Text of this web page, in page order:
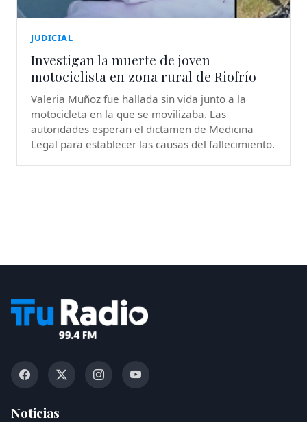
JUDICIAL
Investigan la muerte de joven
motociclista en zona rural de Riofrío
Valeria Muñoz fue hallada sin vida junto a la
motocicleta en la que se movilizaba. Las
autoridades esperan el dictamen de Medicina
Legal para establecer las causas del fallecimiento.
Noticias